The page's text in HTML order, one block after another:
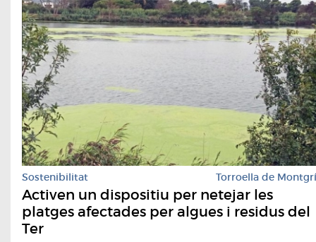
Sostenibilitat Torroella de Montgrí
Activen un dispositiu per netejar les
platges afectades per algues i residus del
Ter